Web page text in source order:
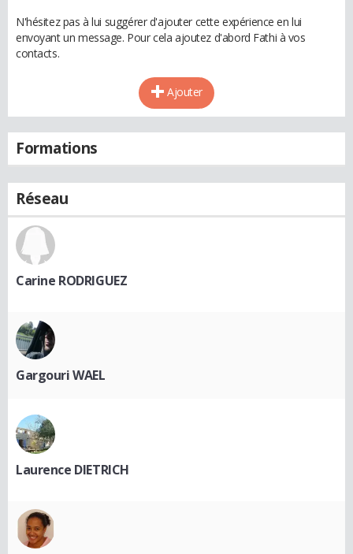
N'hésitez pas à lui suggérer d'ajouter cette expérience en lui
envoyant un message. Pour cela ajoutez d'abord Fathi à vos
contacts.
Ajouter
Formations
Réseau
Carine RODRIGUEZ
Gargouri WAEL
Laurence DIETRICH